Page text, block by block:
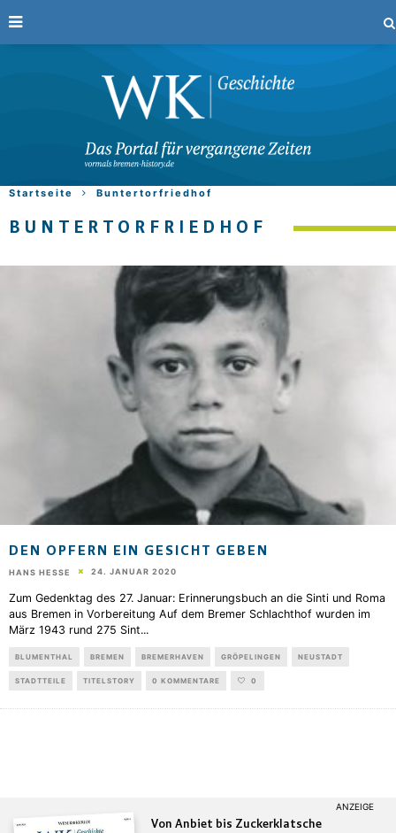
Startseite Buntertorfriedhof
BUNTERTORFRIEDHOF
DEN OPFERN EIN GESICHT GEBEN
HANS HESSE 24. JANUAR 2020
Zum Gedenktag des 27. Januar: Erinnerungsbuch an die Sinti und Roma
aus Bremen in Vorbereitung Auf dem Bremer Schlachthof wurden im
März 1943 rund 275 Sint...
BLUMENTHAL BREMEN BREMERHAVEN GRÖPELINGEN NEUSTADT
STADTTEILE TITELSTORY 0 KOMMENTARE 0
Von Anbiet bis Zuckerklatsche